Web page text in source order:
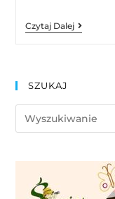
Czytaj Dalej
SZUKAJ